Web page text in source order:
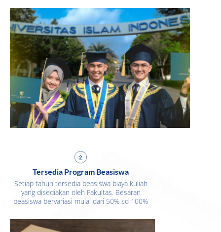
2
Tersedia Program Beasiswa
Setiap tahun tersedia beasiswa biaya kuliah
yang disediakan oleh Fakultas. Besaran
beasiswa bervariasi mulai dari 50% sd 100%